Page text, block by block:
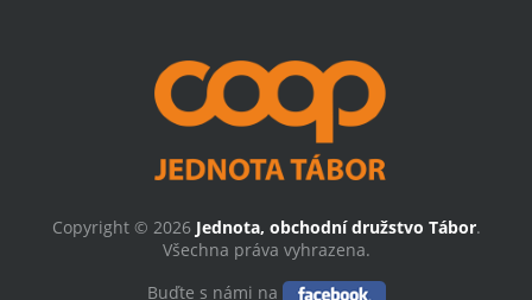
Copyright © 2026 Jednota, obchodní družstvo Tábor.
Všechna práva vyhrazena.
Buďte s námi na